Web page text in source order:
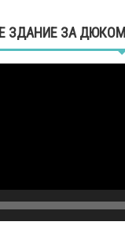
ЗДАНИЕ ЗА ДЮКОМ